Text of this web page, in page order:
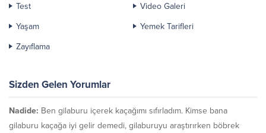
Test
Video Galeri
Yaşam
Yemek Tarifleri
Zayıflama
Sizden Gelen Yorumlar
Nadide: Ben gilaburu içerek kaçağımı sıfırladım. Kimse bana
gilaburu kaçağa iyi gelir demedi, gilaburuyu araştırırken böbrek